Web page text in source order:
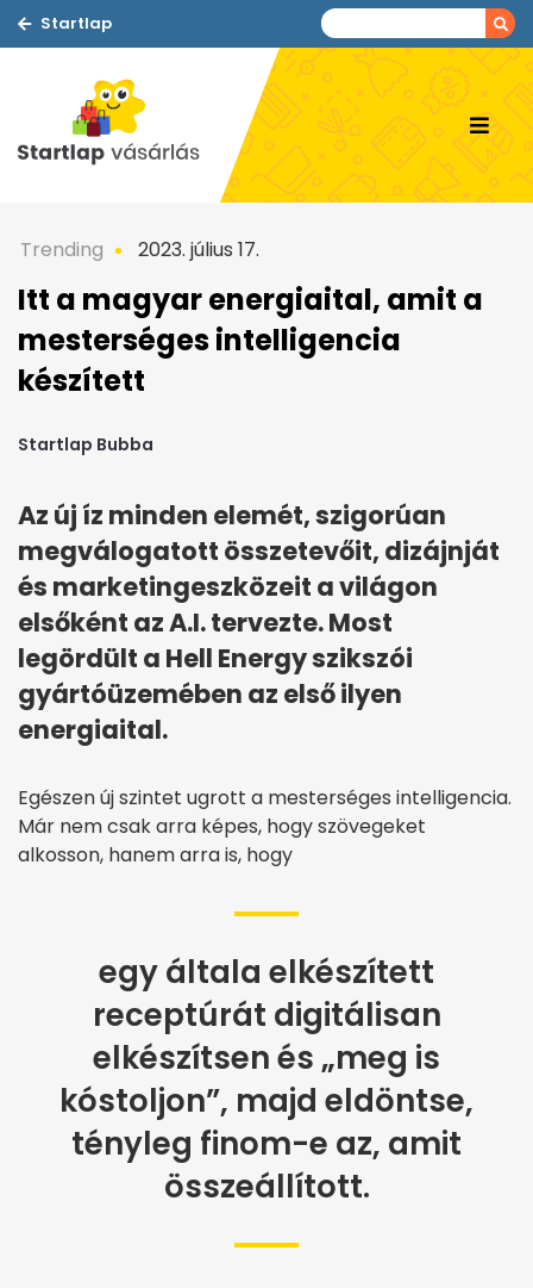
Startlap
Trending 2023. július 17.
Itt a magyar energiaital, amit a
mesterséges intelligencia
készített
Startlap Bubba
Az új íz minden elemét, szigorúan
megválogatott összetevőit, dizájnját
és marketingeszközeit a világon
elsőként az A.I. tervezte. Most
legördült a Hell Energy szikszói
gyártóüzemében az első ilyen
energiaital.
Egészen új szintet ugrott a mesterséges intelligencia.
Már nem csak arra képes, hogy szövegeket
alkosson, hanem arra is, hogy
egy általa elkészített
receptúrát digitálisan
elkészítsen és „meg is
kóstoljon”, majd eldöntse,
tényleg finom-e az, amit
összeállított.